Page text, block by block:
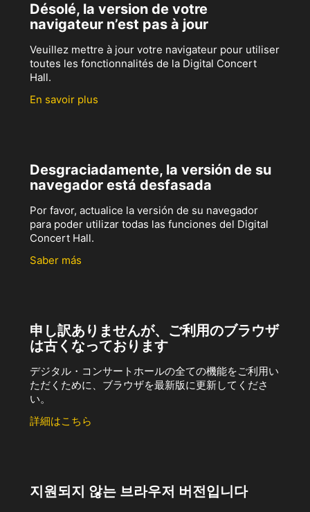
Désolé, la version de votre
navigateur n’est pas à jour
Veuillez mettre à jour votre navigateur pour utiliser
toutes les fonctionnalités de la Digital Concert
Hall.
En savoir plus
Desgraciadamente, la versión de su
navegador está desfasada
Por favor, actualice la versión de su navegador
para poder utilizar todas las funciones del Digital
Concert Hall.
Saber más
申し訳ありませんが、ご利用のブラウザ
は古くなっております
デジタル・コンサートホールの全ての機能をご利用い
ただくために、ブラウザを最新版に更新してくださ
い。
詳細はこちら
지원되지 않는 브라우저 버전입니다